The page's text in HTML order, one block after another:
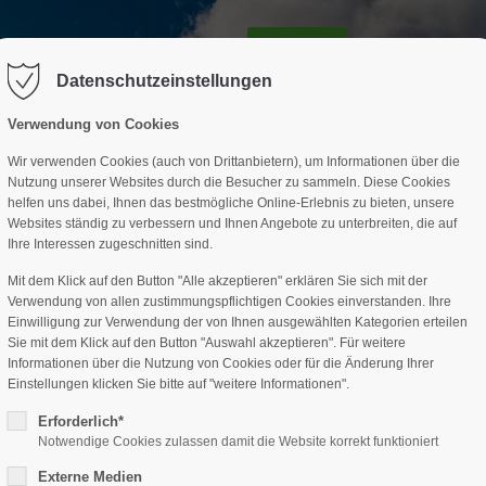
"offcanvas-col2" existiert leider
Der Eintrag "offcanvas-col3"
nicht.
Datenschutzeinstellungen
Verwendung von Cookies
Wir verwenden Cookies (auch von Drittanbietern), um Informationen über die
Nutzung unserer Websites durch die Besucher zu sammeln. Diese Cookies
helfen uns dabei, Ihnen das bestmögliche Online-Erlebnis zu bieten, unsere
Websites ständig zu verbessern und Ihnen Angebote zu unterbreiten, die auf
Ihre Interessen zugeschnitten sind.
Mit dem Klick auf den Button "Alle akzeptieren" erklären Sie sich mit der
Verwendung von allen zustimmungspflichtigen Cookies einverstanden. Ihre
Einwilligung zur Verwendung der von Ihnen ausgewählten Kategorien erteilen
Sie mit dem Klick auf den Button "Auswahl akzeptieren". Für weitere
Informationen über die Nutzung von Cookies oder für die Änderung Ihrer
Einstellungen klicken Sie bitte auf "weitere Informationen".
Erforderlich*
Notwendige Cookies zulassen damit die Website korrekt funktioniert
Externe Medien